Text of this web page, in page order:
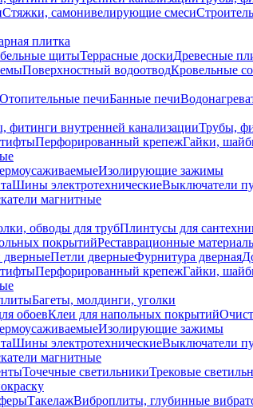
Стяжки, самонивелирующие смеси
плитка
щитыТеррасные доскиДревесные
Поверхностный водоотводКровельные
Отопительные печиБанные печи
фитинги внутренней канализацииТрубы,
Перфорированный крепежГайки,
Изолирующие зажимы
Шины электротехническиеВыключатели
магнитные
обводы для трубПлинтусы для
покрытийРеставрационные
дверныеПетли дверныеФурнитура дверная
Перфорированный крепежГайки,
Багеты, молдинги, уголки
обоевКлеи для напольных покрытий
Изолирующие зажимы
Шины электротехническиеВыключатели
магнитные
Точечные светильникиТрековые
ТакелажВиброплиты, глубинные